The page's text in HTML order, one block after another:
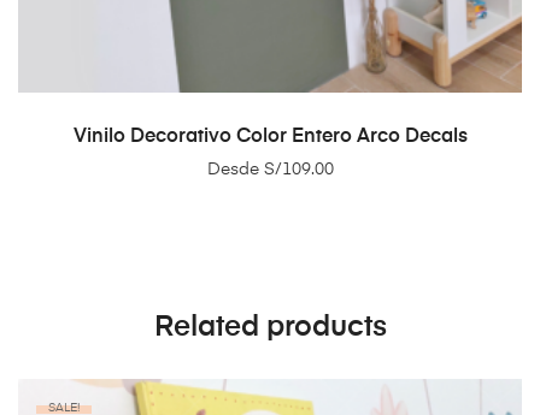
SELECT OPTIONS
Vinilo Decorativo Color Entero Arco Decals
Desde S/109.00
Related products
SALE!